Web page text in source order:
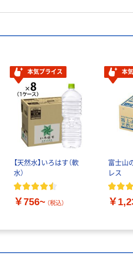
本気プライス
【天然水】いろはす（軟
水）
￥756~ （税込）
本
富士山
レス
￥